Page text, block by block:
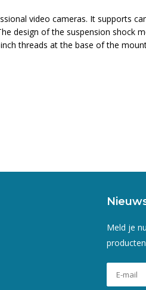
video cameras. It supports
design of the suspension shock
threads at the base of the
Meld je
producten